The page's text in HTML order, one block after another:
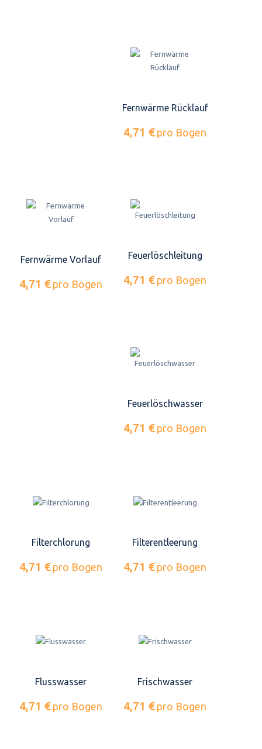
Fernwärme Rücklauf
4,71 € pro Bogen
Fernwärme Vorlauf
4,71 € pro Bogen
Feuerlöschleitung
4,71 € pro Bogen
Feuerlöschwasser
4,71 € pro Bogen
Filterchlorung
4,71 € pro Bogen
Filterentleerung
4,71 € pro Bogen
Flusswasser
4,71 € pro Bogen
Frischwasser
4,71 € pro Bogen